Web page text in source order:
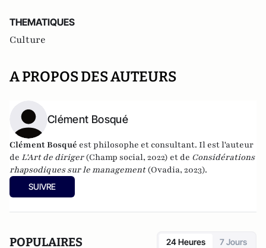
THEMATIQUES
Culture
A PROPOS DES AUTEURS
Clément Bosqué
Clément Bosqué est philosophe et consultant. Il est l'auteur
de L'Art de diriger(Champ social, 2022) et de Considérations
rhapsodiques sur le management(Ovadia, 2023).
SUIVRE
POPULAIRES 24 Heures 7 Jours